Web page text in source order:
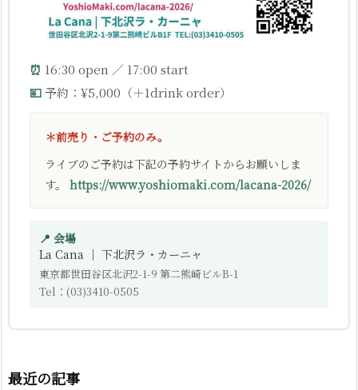
⏰ 16:30 open ／ 17:00 start
💴予約：¥5,000（＋1drink order）
＊前売り・ご予約のみ。
ライブのご予約は下記の予約サイトからお願いしま
す。 https://www.yoshiomaki.com/lacana-2026/
📍 会場
La Cana ｜ 下北沢ラ・カーニャ
東京都世田谷区北沢2-1-9 第二熊崎ビルB-1
Tel：(03)3410-0505
最近の記事